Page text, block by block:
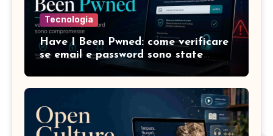
Tecnologia
Have I Been Pwned: come verificare
se email e password sono state
compromesse